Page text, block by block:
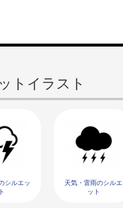
トイラスト
シルエッ
ト
天気・雷雨のシルエ
ット